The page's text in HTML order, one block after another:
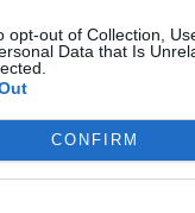
opt-out of Collection,
Data that Is
CONFIRM
w Pigułce